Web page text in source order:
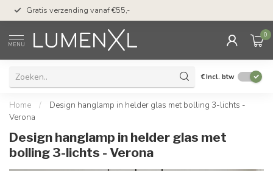
Gratis verzending vanaf €55,-
MENU
0
€Incl. btw
Home /
Design hanglamp in helder glas met bolling 3-lichts -
Verona
Design hanglamp in helder glas met
bolling 3-lichts - Verona